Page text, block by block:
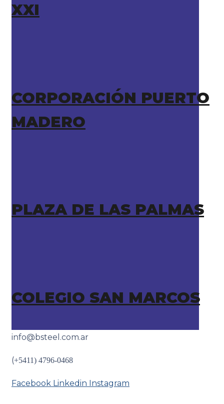
XXI
CORPORACIÓN PUERTO
MADERO
PLAZA DE LAS PALMAS
COLEGIO SAN MARCOS
info@bsteel.com.ar
(+5411) 4796-0468
Facebook Linkedin Instagram